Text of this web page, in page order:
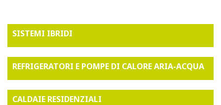
SISTEMI IBRIDI
REFRIGERATORI E POMPE DI CALORE ARIA-ACQUA
CALDAIE RESIDENZIALI